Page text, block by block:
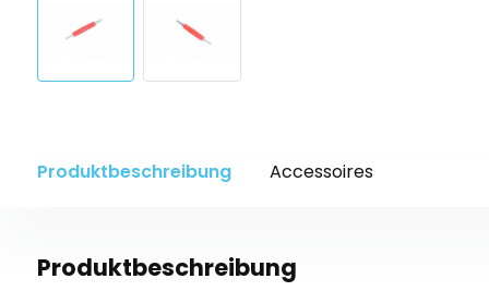
Produktbeschreibung Accessoires
Produktbeschreibung